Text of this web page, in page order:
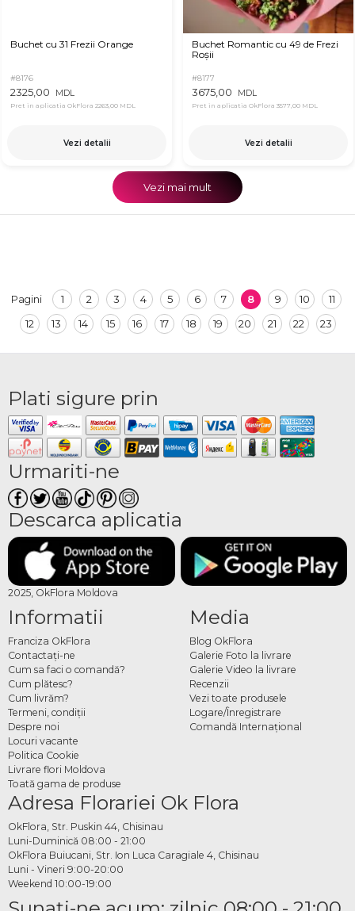
Buchet cu 31 Frezii Orange
#8176
2325,00 MDL
Pret in aplicatia OkFlora 2263,00 MDL
Vezi detalii
Buchet Romantic cu 49 de Frezi
Roșii
#8177
3675,00 MDL
Pret in aplicatia OkFlora 3577,00 MDL
Vezi detalii
Vezi mai mult
Pagini 1 2 3 4 5 6 7 8 9 10
11
12
13 14 15 16 17 18 19 20 21 22 23
Plati sigure prin
Urmariti-ne
Descarca aplicatia
2025, OkFlora Moldova
Informatii
Franciza OkFlora
Contactaţi-ne
Cum sa faci o comandă?
Cum plătesc?
Cum livrăm?
Termeni, condiţii
Despre noi
Locuri vacante
Politica Cookie
Livrare flori Moldova
Toată gama de produse
Media
Blog OkFlora
Galerie Foto la livrare
Galerie Video la livrare
Recenzii
Vezi toate produsele
Logare/Înregistrare
Comandă Internațional
Adresa Florariei Ok Flora
OkFlora, Str. Puskin 44, Chisinau
Luni-Duminică 08:00 - 21:00
OkFlora Buiucani, Str. Ion Luca Caragiale 4, Chisinau
Luni - Vineri 9:00-20:00
Weekend 10:00-19:00